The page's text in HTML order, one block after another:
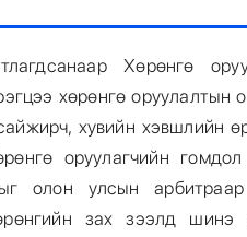
Хөрөнгө
хөрөнгө оруулалтын
хувийн хэвшлийн
оруулагчийн
олон улсын
зах зээлд шинэ